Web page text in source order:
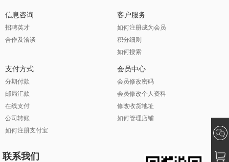
信息咨询
招聘英才
合作及洽谈
客户服务
如何注册成为会员
积分细则
如何搜索
支付方式
分期付款
邮局汇款
在线支付
公司转账
如何注册支付宝
会员中心
会员修改密码
会员修改个人资料
修改收货地址
如何管理店铺
联系我们